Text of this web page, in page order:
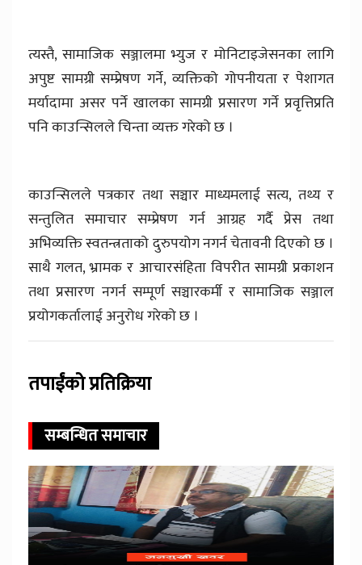
त्यस्तै, सामाजिक सञ्जालमा भ्युज र मोनिटाइजेसनका लागि
अपुष्ट सामग्री सम्प्रेषण गर्ने, व्यक्तिको गोपनीयता र पेशागत
मर्यादामा असर पर्ने खालका सामग्री प्रसारण गर्ने प्रवृत्तिप्रति
पनि काउन्सिलले चिन्ता व्यक्त गरेको छ ।
काउन्सिलले पत्रकार तथा सञ्चार माध्यमलाई सत्य, तथ्य र
सन्तुलित समाचार सम्प्रेषण गर्न आग्रह गर्दै प्रेस तथा
अभिव्यक्ति स्वतन्त्रताको दुरुपयोग नगर्न चेतावनी दिएको छ ।
साथै गलत, भ्रामक र आचारसंहिता विपरीत सामग्री प्रकाशन
तथा प्रसारण नगर्न सम्पूर्ण सञ्चारकर्मी र सामाजिक सञ्जाल
प्रयोगकर्तालाई अनुरोध गरेको छ ।
तपाईंको प्रतिक्रिया
सम्बन्धित समाचार